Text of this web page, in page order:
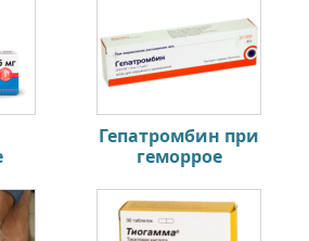
Гепатромбин при
геморрое